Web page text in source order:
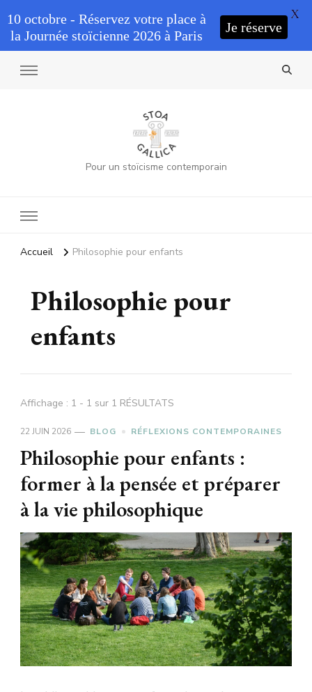
Pour un stoïcisme contemporain
Accueil Philosophie pour enfants
Philosophie pour
enfants
Affichage : 1 - 1 sur 1 RÉSULTATS
22 JUIN 2026 BLOG RÉFLEXIONS CONTEMPORAINES
Philosophie pour enfants :
former à la pensée et préparer
à la vie philosophique
10 octobre - Réservez votre place à
la Journée stoïcienne 2026 à Paris
Je réserve
X